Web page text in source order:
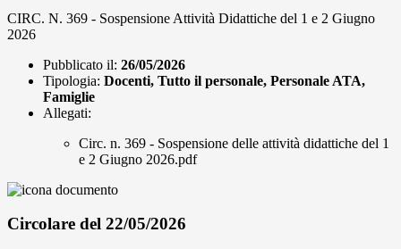
CIRC. N. 369 - Sospensione Attività Didattiche del 1 e 2 Giugno
2026
Pubblicato il: 26/05/2026
Tipologia: Docenti, Tutto il personale, Personale ATA,
Famiglie
Allegati:
Circ. n. 369 - Sospensione delle attività didattiche del 1
e 2 Giugno 2026.pdf
Circolare del 22/05/2026